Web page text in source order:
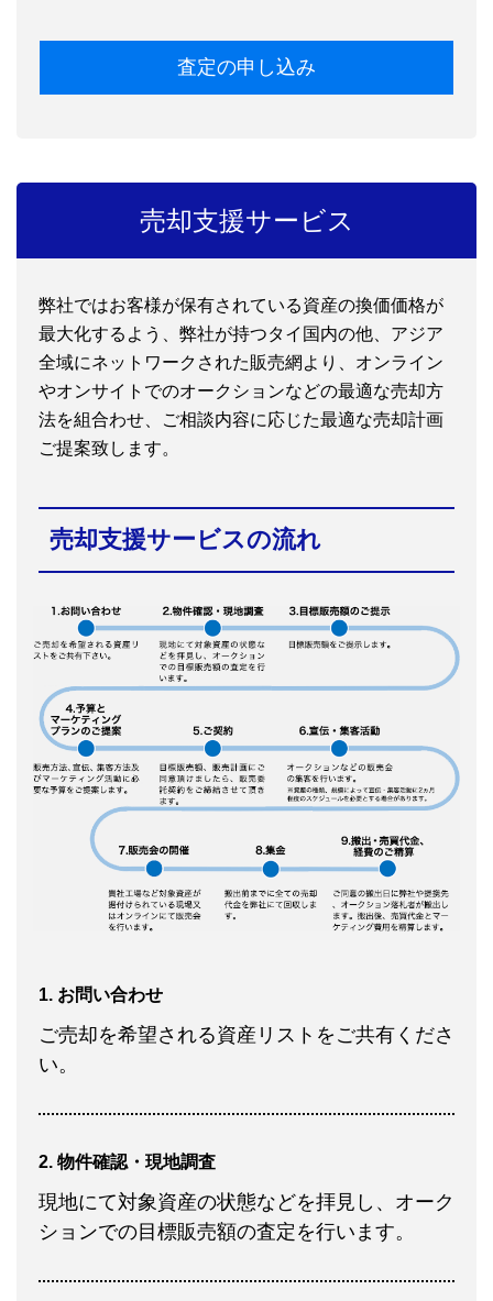
査定の申し込み
売却支援サービス
弊社ではお客様が保有されている資産の換価価格が
最大化するよう、弊社が持つタイ国内の他、アジア
全域にネットワークされた販売網より、オンライン
やオンサイトでのオークションなどの最適な売却方
法を組合わせ、ご相談内容に応じた最適な売却計画
ご提案致します。
売却支援サービスの流れ
1. お問い合わせ
ご売却を希望される資産リストをご共有くださ
い。
2. 物件確認・現地調査
現地にて対象資産の状態などを拝見し、オーク
ションでの目標販売額の査定を行います。